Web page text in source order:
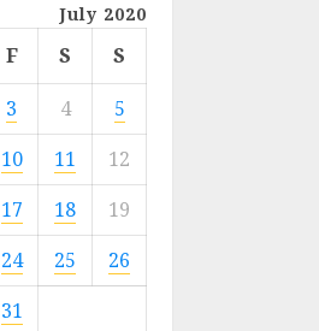
July 2020
F S
S
3 4
5
10 11
12
17 18
19
24 25
26
31